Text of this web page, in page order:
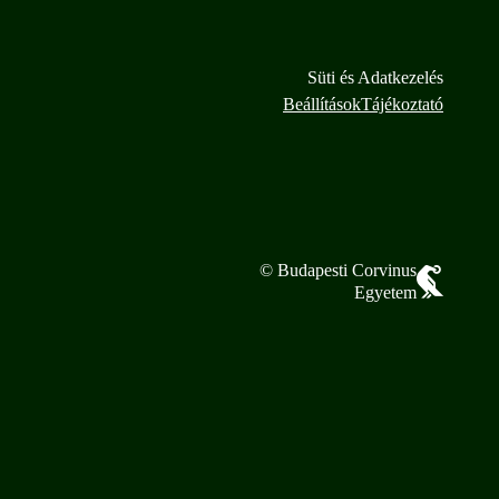
Süti és Adatkezelés
BeállításokTájékoztató
© Budapesti Corvinus
Egyetem